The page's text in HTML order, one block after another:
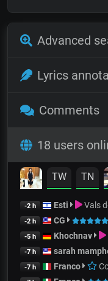
Advanced
Lyrics
Comments
18 users
TW TN
-2 h Esti Vals
-2 h CG
-5 h Khochnav
-7 h sarah
-7 h Franco